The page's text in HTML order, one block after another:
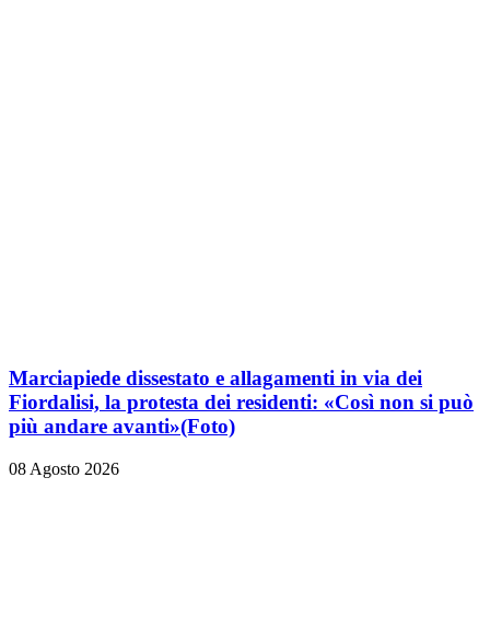
Marciapiede dissestato e allagamenti in via dei
Fiordalisi, la protesta dei residenti: «Così non si può
più andare avanti»(Foto)
08 Agosto 2026